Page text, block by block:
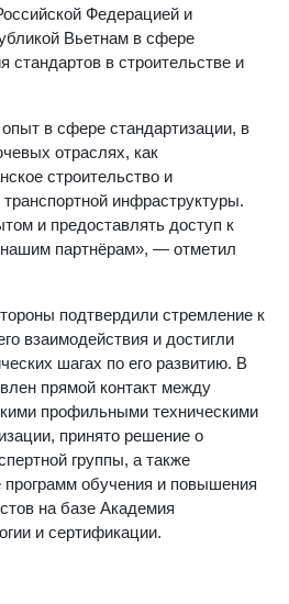
Федерацией и
Вьетнам в сфере
стандартов в строительстве и
в сфере стандартизации, в
отраслях, как
строительство и
инфраструктуры.
и предоставлять доступ к
партнёрам», — отметил
подтвердили стремление к
взаимодействия и достигли
шагах по его развитию. В
прямой контакт между
профильными техническими
принято решение о
группы, а также
программ обучения и повышения
на базе Академия
и сертификации.